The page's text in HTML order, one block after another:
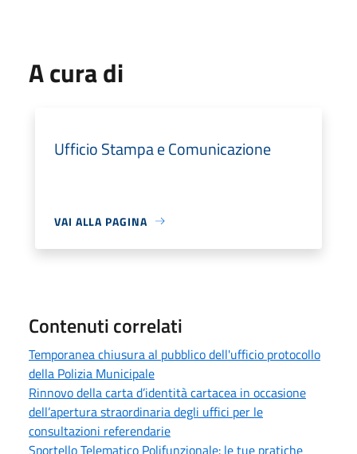
A cura di
Ufficio Stampa e Comunicazione
VAI ALLA PAGINA
Contenuti correlati
Temporanea chiusura al pubblico dell'ufficio protocollo
della Polizia Municipale
Rinnovo della carta d’identità cartacea in occasione
dell’apertura straordinaria degli uffici per le
consultazioni referendarie
Sportello Telematico Polifunzionale: le tue pratiche